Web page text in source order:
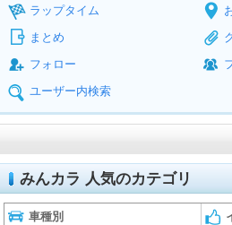
ラップタイム
まとめ
フォロー
ユーザー内検索
みんカラ 人気のカテゴリ
車種別